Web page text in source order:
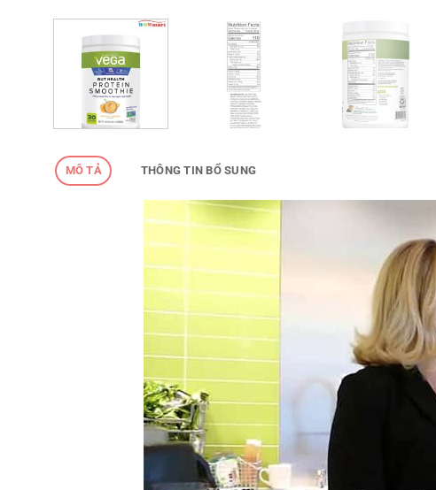
MÔ TẢ THÔNG TIN BỔ SUNG